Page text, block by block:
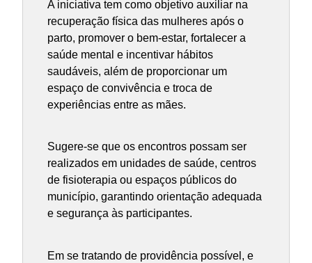
A iniciativa tem como objetivo auxiliar na
recuperação física das mulheres após o
parto, promover o bem-estar, fortalecer a
saúde mental e incentivar hábitos
saudáveis, além de proporcionar um
espaço de convivência e troca de
experiências entre as mães.
Sugere-se que os encontros possam ser
realizados em unidades de saúde, centros
de fisioterapia ou espaços públicos do
município, garantindo orientação adequada
e segurança às participantes.
Em se tratando de providência possível, e